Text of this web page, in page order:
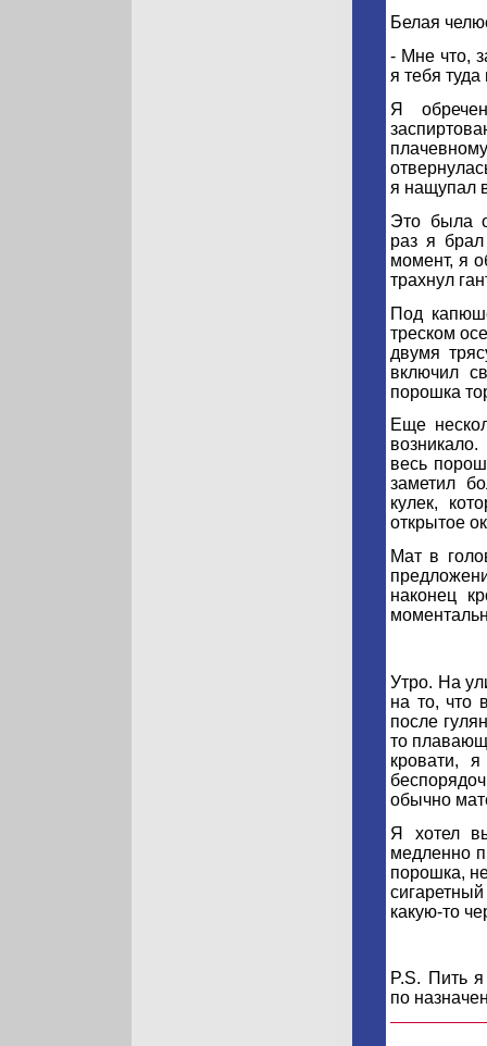
Белая
- Мне что,
я тебя туда
Я
я нащупал
Это была
раз я
момент, я
трахнул
Под
треском
двумя
включил
порошка
Еще
весь
заметил
кулек,
открытое
Мат в
наконец
Утро. На
на то, что
после
то
кровати,
обычно
Я хотел
медленно
порошка,
какую-то
P.S. Пить
по